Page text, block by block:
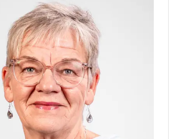
300
P